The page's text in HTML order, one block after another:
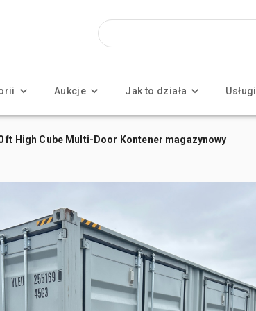
Aukcje Jak to działa Usługi
ft High Cube Multi-Door Kontener magazynowy